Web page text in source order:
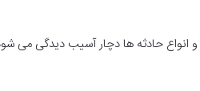
و انواع حادثه ها دچار آسیب دیدگی